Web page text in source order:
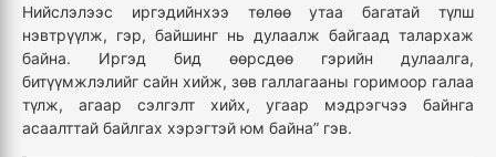
Нийслэлээс иргэдийнхээ төлөө утаа багатай түлш
нэвтрүүлж, гэр, байшинг нь дулаалж байгаад талархаж
байна. Иргэд бид өөрсдөө гэрийн дулаалга,
битүүмжлэлийг сайн хийж, зөв галлагааны горимоор галаа
түлж, агаар сэлгэлт хийх, угаар мэдрэгчээ байнга
асаалттай байлгах хэрэгтэй юм байна” гэв.